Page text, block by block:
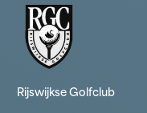
Rijswijkse Golfclub